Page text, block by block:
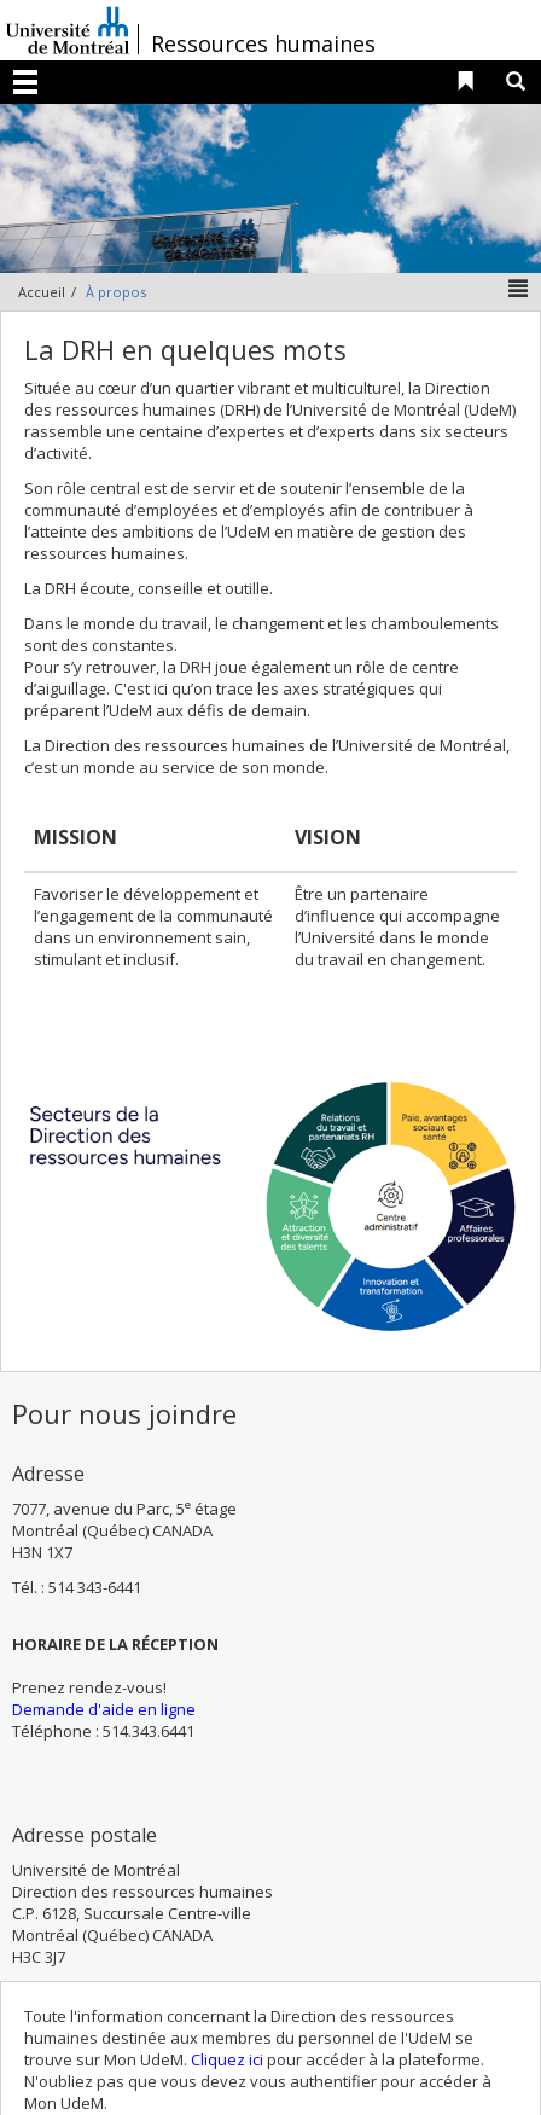
au
contenu
/Ressources humaines
Menu
Liens
Accueil À propos
La DRH en quelques mots
Située au cœur d’un quartier vibrant et multiculturel, la Direction
des ressources humaines (DRH) de l’Université de Montréal (UdeM)
rassemble une centaine d’expertes et d’experts dans six secteurs
d’activité.
Son rôle central est de servir et de soutenir l’ensemble de la
communauté d’employées et d’employés afin de contribuer à
l’atteinte des ambitions de l’UdeM en matière de gestion des
ressources humaines.
La DRH écoute, conseille et outille.
Dans le monde du travail, le changement et les chamboulements
sont des constantes.
Pour s’y retrouver, la DRH joue également un rôle de centre
d’aiguillage. C'est ici qu’on trace les axes stratégiques qui
préparent l’UdeM aux défis de demain.
La Direction des ressources humaines de l’Université de Montréal,
c’est un monde au service de son monde.
MISSION VISION
Favoriser le développement et
l’engagement de la communauté
dans un environnement sain,
stimulant et inclusif.
Être un partenaire
d’influence qui accompagne
l’Université dans le monde
du travail en changement.
Pour nous joindre
Adresse
7077, avenue du Parc, 5e étage
Montréal (Québec) CANADA
H3N 1X7
Tél. : 514 343-6441
HORAIRE DE LA RÉCEPTION
Prenez rendez-vous!
Demande d'aide en ligne
Téléphone : 514.343.6441​​
Adresse postale
Université de Montréal
Direction des ressources humaines
C.P. 6128, Succursale Centre-ville
Montréal (Québec) CANADA
H3C 3J7
Toute l'information concernant la Direction des ressources
humaines destinée aux membres du personnel de l'UdeM se
trouve sur Mon UdeM. Cliquez ici pour accéder à la plateforme.
N'oubliez pas que vous devez vous authentifier pour accéder à
Mon UdeM.